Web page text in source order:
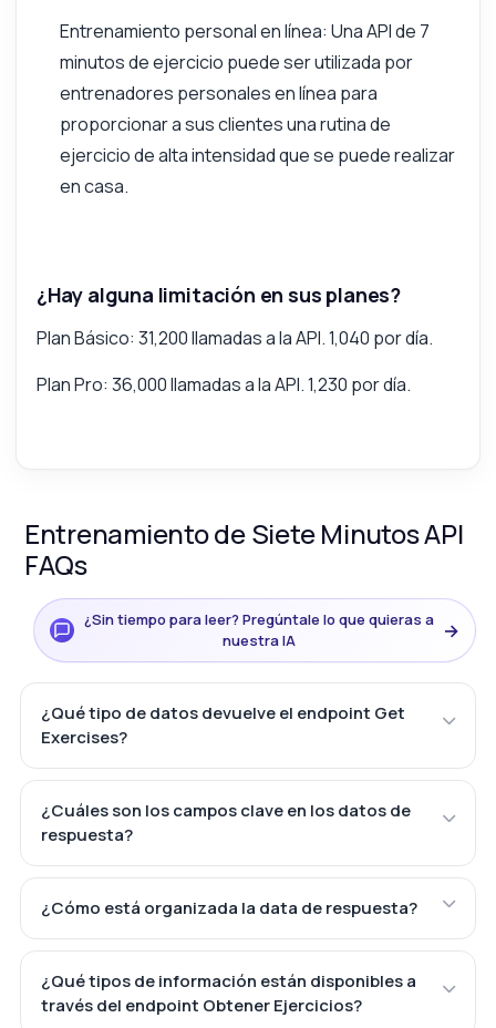
Entrenamiento personal en línea: Una API de 7
minutos de ejercicio puede ser utilizada por
entrenadores personales en línea para
proporcionar a sus clientes una rutina de
ejercicio de alta intensidad que se puede realizar
en casa.
¿Hay alguna limitación en sus planes?
Plan Básico: 31,200 llamadas a la API. 1,040 por día.
Plan Pro: 36,000 llamadas a la API. 1,230 por día.
Entrenamiento de Siete Minutos API
FAQs
¿Sin tiempo para leer? Pregúntale lo que quieras a
nuestra IA
→
¿Qué tipo de datos devuelve el endpoint Get
Exercises?
¿Cuáles son los campos clave en los datos de
respuesta?
¿Cómo está organizada la data de respuesta?
¿Qué tipos de información están disponibles a
través del endpoint Obtener Ejercicios?